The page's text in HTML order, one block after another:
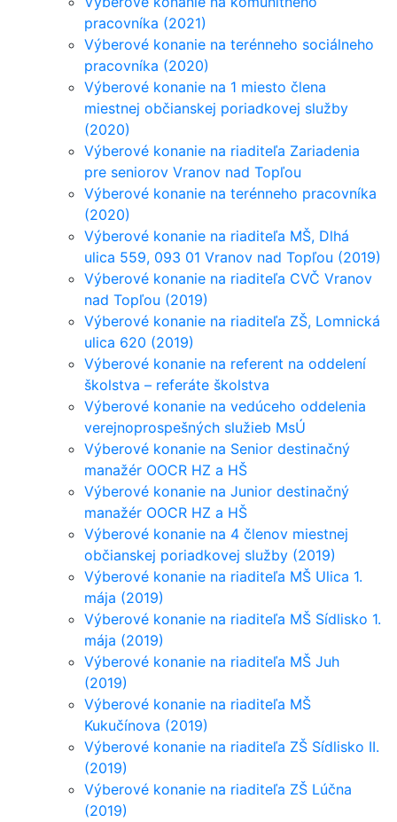
pracovníka (2021)
Výberové konanie na terénneho sociálneho
pracovníka (2020)
Výberové konanie na 1 miesto člena
miestnej občianskej poriadkovej služby
(2020)
Výberové konanie na riaditeľa Zariadenia
pre seniorov Vranov nad Topľou
Výberové konanie na terénneho pracovníka
(2020)
Výberové konanie na riaditeľa MŠ, Dlhá
ulica 559, 093 01 Vranov nad Topľou (2019)
Výberové konanie na riaditeľa CVČ Vranov
nad Topľou (2019)
Výberové konanie na riaditeľa ZŠ, Lomnická
ulica 620 (2019)
Výberové konanie na referent na oddelení
školstva – referáte školstva
Výberové konanie na vedúceho oddelenia
verejnoprospešných služieb MsÚ
Výberové konanie na Senior destinačný
manažér OOCR HZ a HŠ
Výberové konanie na Junior destinačný
manažér OOCR HZ a HŠ
Výberové konanie na 4 členov miestnej
občianskej poriadkovej služby (2019)
Výberové konanie na riaditeľa MŠ Ulica 1.
mája (2019)
Výberové konanie na riaditeľa MŠ Sídlisko 1.
mája (2019)
Výberové konanie na riaditeľa MŠ Juh
(2019)
Výberové konanie na riaditeľa MŠ
Kukučínova (2019)
Výberové konanie na riaditeľa ZŠ Sídlisko II.
(2019)
Výberové konanie na riaditeľa ZŠ Lúčna
(2019)